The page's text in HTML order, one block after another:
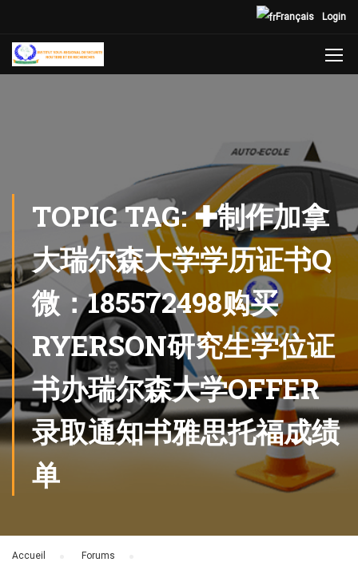
Login
Français
TOPIC TAG: ✚制作加拿
大瑞尔森大学学历证书Q
微：185572498购买
RYERSON研究生学位证
书办瑞尔森大学OFFER
录取通知书雅思托福成绩
单
Accueil Forums